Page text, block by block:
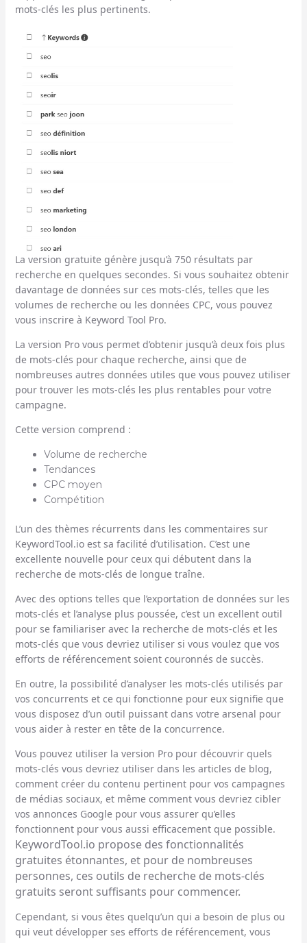
mots-clés les plus pertinents.
La version gratuite génère jusqu’à 750 résultats par
recherche en quelques secondes. Si vous souhaitez obtenir
davantage de données sur ces mots-clés, telles que les
volumes de recherche ou les données CPC, vous pouvez
vous inscrire à Keyword Tool Pro.
La version Pro vous permet d’obtenir jusqu’à deux fois plus
de mots-clés pour chaque recherche, ainsi que de
nombreuses autres données utiles que vous pouvez utiliser
pour trouver les mots-clés les plus rentables pour votre
campagne.
Cette version comprend :
Volume de recherche
Tendances
CPC moyen
Compétition
L’un des thèmes récurrents dans les commentaires sur
KeywordTool.io est sa facilité d’utilisation. C’est une
excellente nouvelle pour ceux qui débutent dans la
recherche de mots-clés de longue traîne.
Avec des options telles que l’exportation de données sur les
mots-clés et l’analyse plus poussée, c’est un excellent outil
pour se familiariser avec la recherche de mots-clés et les
mots-clés que vous devriez utiliser si vous voulez que vos
efforts de référencement soient couronnés de succès.
En outre, la possibilité d’analyser les mots-clés utilisés par
vos concurrents et ce qui fonctionne pour eux signifie que
vous disposez d’un outil puissant dans votre arsenal pour
vous aider à rester en tête de la concurrence.
Vous pouvez utiliser la version Pro pour découvrir quels
mots-clés vous devriez utiliser dans les articles de blog,
comment créer du contenu pertinent pour vos campagnes
de médias sociaux, et même comment vous devriez cibler
vos annonces Google pour vous assurer qu’elles
fonctionnent pour vous aussi efficacement que possible.
KeywordTool.io propose des fonctionnalités
gratuites étonnantes, et pour de nombreuses
personnes, ces outils de recherche de mots-clés
gratuits seront suffisants pour commencer.
Cependant, si vous êtes quelqu’un qui a besoin de plus ou
qui veut développer ses efforts de référencement, vous